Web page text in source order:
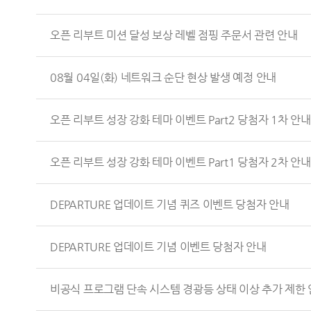
오픈 리부트 미션 달성 보상 레벨 점핑 주문서 관련 안내
08월 04일(화) 네트워크 순단 현상 발생 예정 안내
오픈 리부트 성장 강화 테마 이벤트 Part2 당첨자 1차 안내
오픈 리부트 성장 강화 테마 이벤트 Part1 당첨자 2차 안내
DEPARTURE 업데이트 기념 퀴즈 이벤트 당첨자 안내
DEPARTURE 업데이트 기념 이벤트 당첨자 안내
비공식 프로그램 단속 시스템 경광등 상태 이상 추가 제한